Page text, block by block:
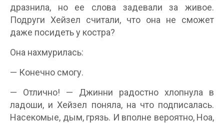
дразнила, но ее слова задевали за живое.
Подруги Хейзел считали, что она не сможет
даже посидеть у костра?
Она нахмурилась:
— Конечно смогу.
— Отлично! — Джинни радостно хлопнула в
ладоши, и Хейзел поняла, на что подписалась.
Насекомые, дым, грязь. И вполне вероятно, Ноа,